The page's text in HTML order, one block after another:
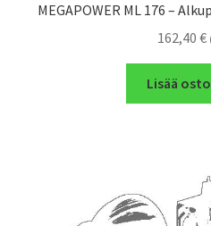
MEGAPOWER ML 176 –
162,40 €
Lisää